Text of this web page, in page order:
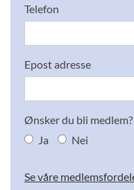
Telefon
Epost adresse
Ønsker du bli medlem?
Ja
Nei
Se våre